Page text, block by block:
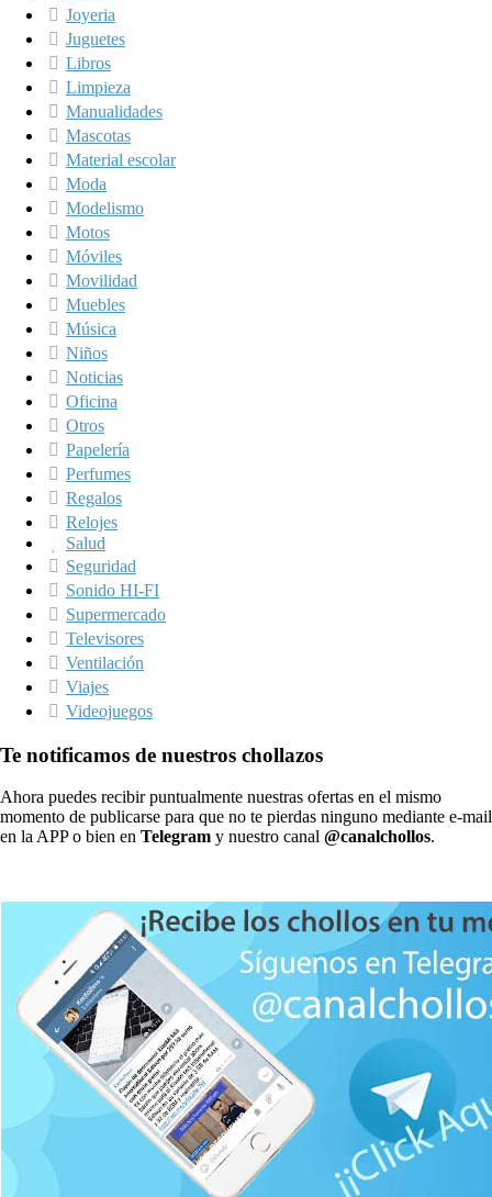
Joyeria
Juguetes
Libros
Limpieza
Manualidades
Mascotas
Material escolar
Moda
Modelismo
Motos
Móviles
Movilidad
Muebles
Música
Niños
Noticias
Oficina
Otros
Papelería
Perfumes
Regalos
Relojes
Salud
Seguridad
Sonido HI-FI
Supermercado
Televisores
Ventilación
Viajes
Videojuegos
Te notificamos de nuestros chollazos
Ahora puedes recibir puntualmente nuestras ofertas en el mismo
momento de publicarse para que no te pierdas ninguno mediante e-mail
en la APP o bien en Telegram y nuestro canal @canalchollos.